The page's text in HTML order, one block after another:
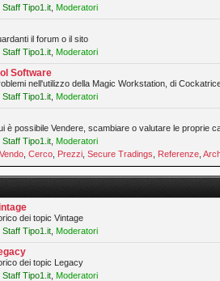
Staff Tipo1.it Moderatori
il forum o il sito
Staff Tipo1.it Moderatori
Software
nell'utilizzo della Magic Workstation, di
Staff Tipo1.it Moderatori
è possibile Vendere, scambiare o valutare le proprie
Staff Tipo1.it Moderatori
Vendo ,Cerco Prezzi ,Secure Tradings Referenze ,
dei topic Vintage
Staff Tipo1.it Moderatori
dei topic Legacy
Staff Tipo1.it Moderatori